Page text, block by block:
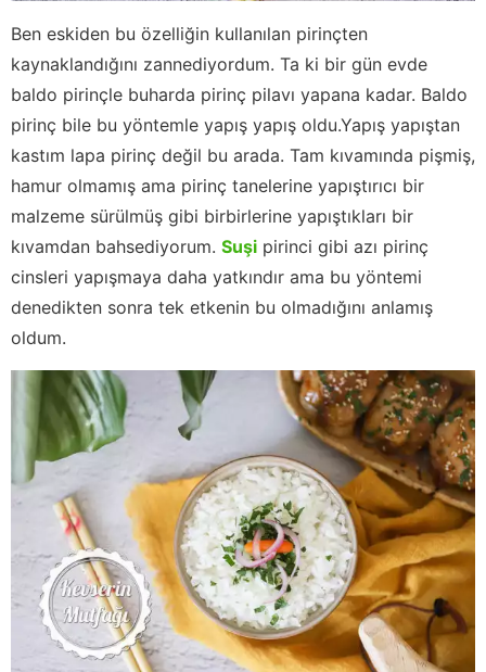
Ben eskiden bu özelliğin kullanılan pirinçten
kaynaklandığını zannediyordum. Ta ki bir gün evde
baldo pirinçle buharda pirinç pilavı yapana kadar. Baldo
pirinç bile bu yöntemle yapış yapış oldu.Yapış yapıştan
kastım lapa pirinç değil bu arada. Tam kıvamında pişmiş,
hamur olmamış ama pirinç tanelerine yapıştırıcı bir
malzeme sürülmüş gibi birbirlerine yapıştıkları bir
kıvamdan bahsediyorum. Suşi pirinci gibi azı pirinç
cinsleri yapışmaya daha yatkındır ama bu yöntemi
denedikten sonra tek etkenin bu olmadığını anlamış
oldum.